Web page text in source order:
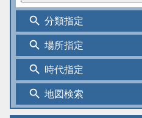
search 分類指定
search 場所指定
search 時代指定
search 地図検索